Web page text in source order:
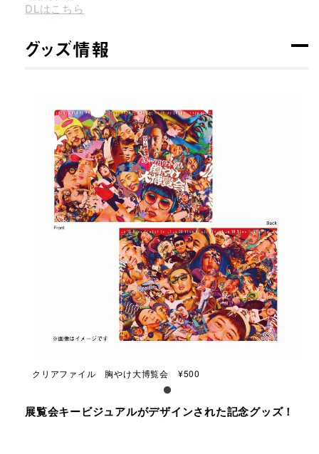
DLはこちら
グッズ情報
クリアファイル 胸やけ大博覧会 ¥500
展覧会キービジュアルがデザインされた記念グッズ！